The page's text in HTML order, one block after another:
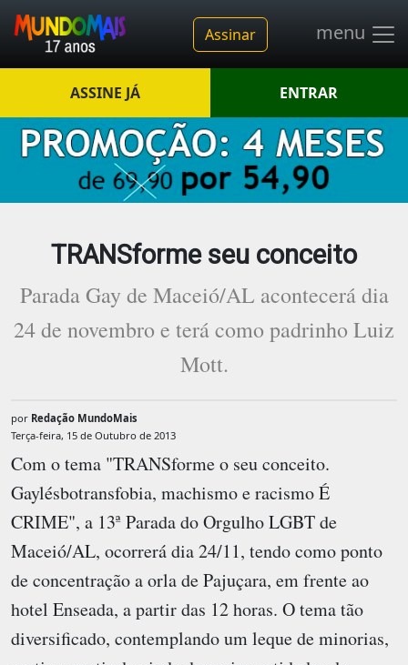
Assinar menu
ASSINE JÁ ENTRAR
TRANSforme seu conceito
Parada Gay de Maceió/AL acontecerá dia
24 de novembro e terá como padrinho Luiz
Mott.
por Redação MundoMais
Terça-feira, 15 de Outubro de 2013
Com o tema "TRANSforme o seu conceito.
Gaylésbotransfobia, machismo e racismo É
CRIME", a 13ª Parada do Orgulho LGBT de
Maceió/AL, ocorrerá dia 24/11, tendo como ponto
de concentração a orla de Pajuçara, em frente ao
hotel Enseada, a partir das 12 horas. O tema tão
diversificado, contemplando um leque de minorias,